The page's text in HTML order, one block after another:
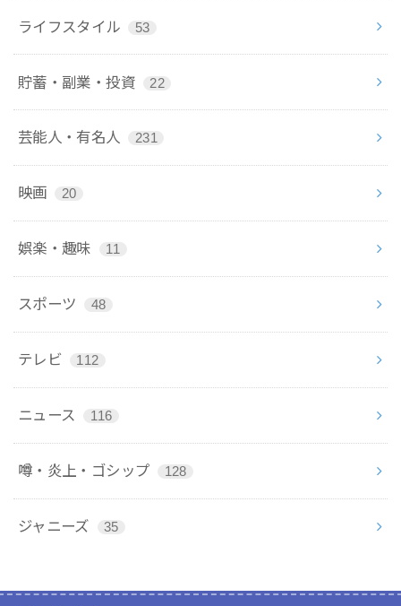
ライフスタイル 53
貯蓄・副業・投資 22
芸能人・有名人 231
映画 20
娯楽・趣味 11
スポーツ 48
テレビ 112
ニュース 116
噂・炎上・ゴシップ 128
ジャニーズ 35